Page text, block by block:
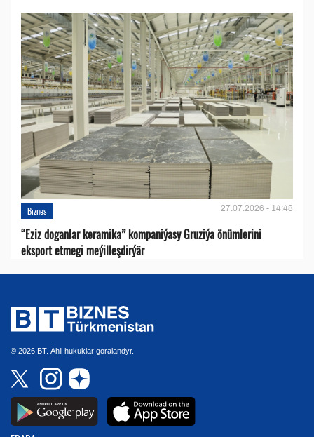
Biznes 27.07.2026 - 14:48
“Eziz doganlar keramika” kompaniýasy Gruziýa önümlerini
eksport etmegi meýilleşdirýär
© 2026 BT. Ähli hukuklar goralandyr.